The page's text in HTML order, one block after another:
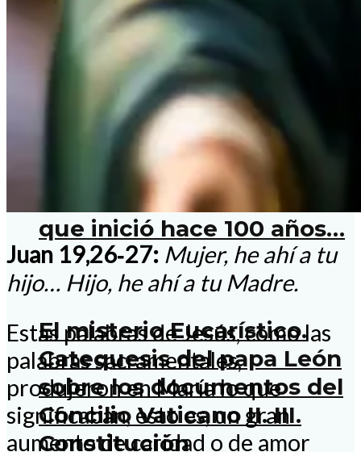
¡Viva Cristo Rey! Historia
de cómo los católicos
mexicanos defendieron su
Iglesia y su libertad
durante la Guerra Cristera,
que inició hace 100 años…
El misterio Eucarístico.
Catequesis del papa León
sobre los documentos del
Concilio Vaticano II. III.
Constitución
Juan 19,26‑27: Mujer, he ahí a tu
hijo… Hijo, he ahí a tu Madre.
Estas palabras de Jesús, como las
palabras sacramentales,
produjeron en María lo que
significaban, esto es, un gran
aumento de caridad o de amor